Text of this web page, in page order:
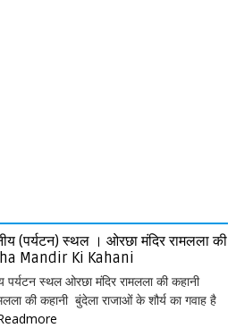
(पर्यटन) स्थल । ओरछा मंदिर रामलला की
Mandir Ki Kahani
पर्यटन स्थल ओरछा मंदिर रामलला की कहानी
की कहानी बुंदेला राजाओं के शौर्य का गवाह है